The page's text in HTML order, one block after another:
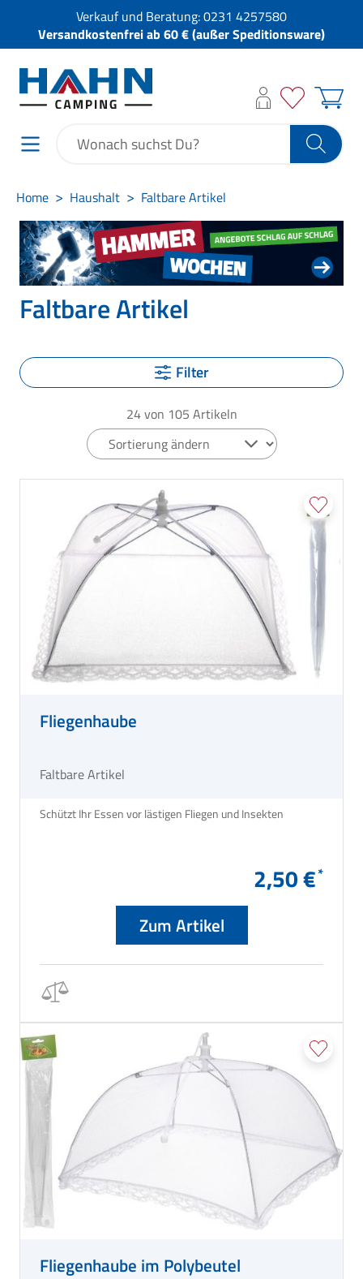
Verkauf und Beratung:0231 4257580
Versandkostenfrei ab 60 € (außer Speditionsware)
Home Haushalt Faltbare Artikel
Faltbare Artikel
Filter
24von 105 Artikeln
Fliegenhaube
Faltbare Artikel
2,50 €
Zum Artikel
Fliegenhaube im Polybeutel